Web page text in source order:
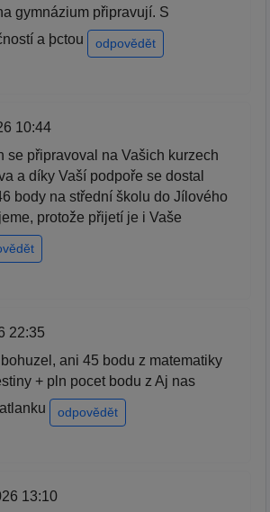
gymnázium připravují. S
a þctou
odpovědět
10:44
se připravoval na Vašich kurzech
a díky Vaší podpoře se dostal
body na střední školu do Jílového
protože přijetí je i Vaše
22:35
ani 45 bodu z matematiky
+ pln pocet bodu z Aj nas
odpovědět
13:10